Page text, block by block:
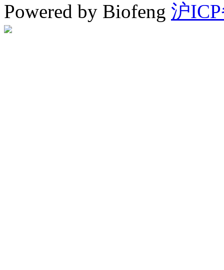
Powered by Biofeng 沪